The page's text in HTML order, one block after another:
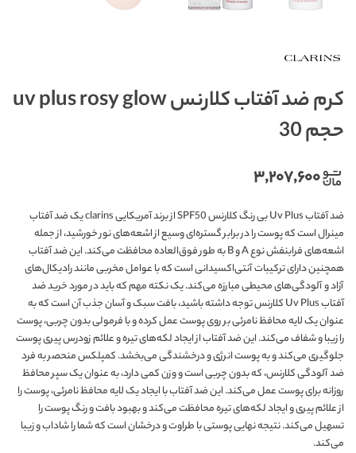
کرم ضد آفتاب کلارنس uv plus rosy glow
حجم 30
۳,۲۰۷,۶۰۰
ضد آفتاب Uv Plus بی رنگ کلارنس SPF50 از برند آمریکایی clarins یک ضد آفتاب
مینرال است که پوست را در برابر گستره‌ای وسیع از اشعه‌های نور خورشید، از جمله
اشعه‌های فرابنفش نوع A و B به طور فوق‌العاده محافظت می‌کند. این ضد آفتاب
همچنین دارای ترکیبات آنتی‌اکسیدانی است که با عوامل مخربی مانند رادیکال‌های
آزاد و آلودگی‌های محیطی مبارزه می‌کند. یک نکته مهم که باید در مورد خرید ضد
آفتاب Uv Plus کلارنس توجه داشته باشید، بافت سبک و آسان جذب آن است که به
عنوان یک لایه محافظ نامرئی بر روی پوست عمل کرده و با فرمولی بدون چربی، پوست
را زیبا و شفاف می‌کند. این ضد آفتاب از ایجاد لکه‌های تیره و علائم زودرس پیری پوست
جلوگیری می‌کند و به پوست انرژی و درخشندگی می‌بخشد. کمپلکس منحصر به فرد
ضد آلودگی کلارنس، که بدون چربی است و وزن کمی دارد، به عنوان یک سپر محافظ
روزانه برای پوست عمل می‌کند. این ضد آفتاب با ایجاد یک لایه محافظ نامرئی، پوست را
از علائم پیری و ایجاد لکه‌های تیره محافظت می‌کند و بهبود بافت و رنگ پوست را
تسهیل می‌کند. نتیجه نهایی پوستی با طراوت و درخشان است که شما را شاداب و زیبا
می‌کند.